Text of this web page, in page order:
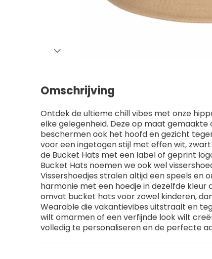
Omschrijving
Ontdek de ultieme chill vibes met onze
elke gelegenheid. Deze op maat
beschermen ook het hoofd en gezicht
voor een ingetogen stijl met effen wit,
de Bucket Hats met een label of geprint
Bucket Hats noemen we ook wel
Vissershoedjes stralen altijd een speels en
harmonie met een hoedje in dezelfde kleur
omvat bucket hats voor zowel kinderen,
Wearable die vakantievibes uitstraalt en
wilt omarmen of een verfijnde look wilt
volledig te personaliseren en de perfecte